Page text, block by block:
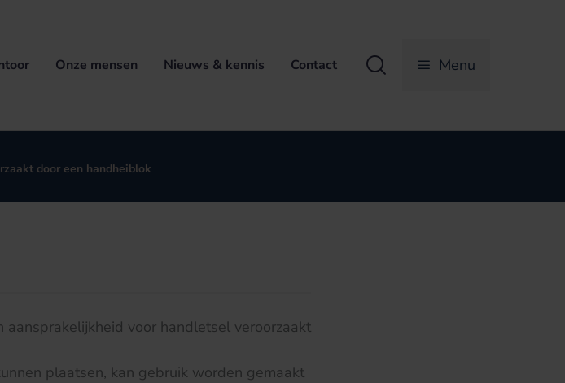
Onze mensen Nieuws & kennis Contact Zoeken Menu
door een handheiblok
voor handletsel veroorzaakt
plaatsen, kan gebruik worden gemaakt